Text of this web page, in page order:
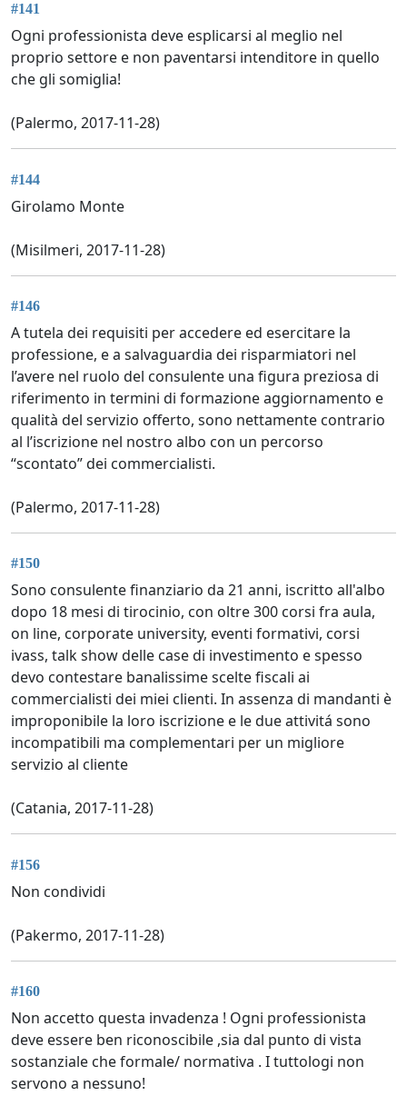
#141
Ogni professionista deve esplicarsi al meglio nel
proprio settore e non paventarsi intenditore in quello
che gli somiglia!
(Palermo, 2017-11-28)
#144
Girolamo Monte
(Misilmeri, 2017-11-28)
#146
A tutela dei requisiti per accedere ed esercitare la
professione, e a salvaguardia dei risparmiatori nel
l’avere nel ruolo del consulente una figura preziosa di
riferimento in termini di formazione aggiornamento e
qualità del servizio offerto, sono nettamente contrario
al l’iscrizione nel nostro albo con un percorso
“scontato” dei commercialisti.
(Palermo, 2017-11-28)
#150
Sono consulente finanziario da 21 anni, iscritto all'albo
dopo 18 mesi di tirocinio, con oltre 300 corsi fra aula,
on line, corporate university, eventi formativi, corsi
ivass, talk show delle case di investimento e spesso
devo contestare banalissime scelte fiscali ai
commercialisti dei miei clienti. In assenza di mandanti è
improponibile la loro iscrizione e le due attivitá sono
incompatibili ma complementari per un migliore
servizio al cliente
(Catania, 2017-11-28)
#156
Non condividi
(Pakermo, 2017-11-28)
#160
Non accetto questa invadenza ! Ogni professionista
deve essere ben riconoscibile ,sia dal punto di vista
sostanziale che formale/ normativa . I tuttologi non
servono a nessuno!